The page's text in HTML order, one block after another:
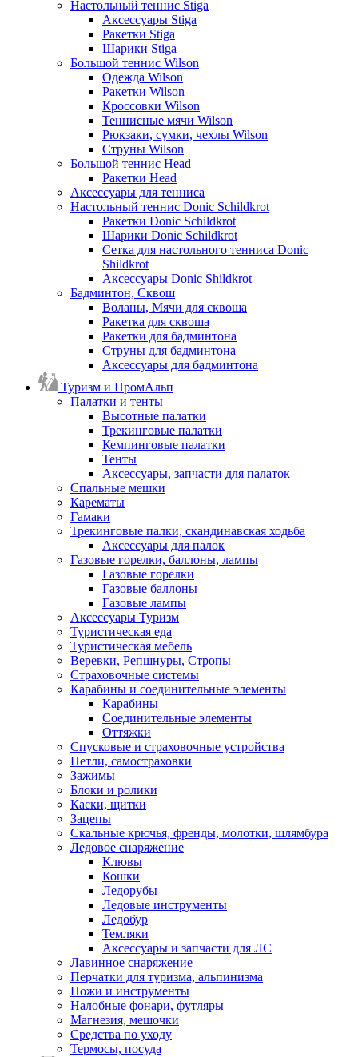
Настольный теннис Stiga
Аксессуары Stiga
Ракетки Stiga
Шарики Stiga
Большой теннис Wilson
Одежда Wilson
Ракетки Wilson
Кроссовки Wilson
Теннисные мячи Wilson
Рюкзаки, сумки, чехлы Wilson
Струны Wilson
Большой теннис Head
Ракетки Head
Аксессуары для тенниса
Настольный теннис Donic Schildkrot
Ракетки Donic Schildkrot
Шарики Donic Schildkrot
Сетка для настольного тенниса Donic
Shildkrot
Аксессуары Donic Shildkrot
Бадминтон, Сквош
Воланы, Мячи для сквоша
Ракетка для сквоша
Ракетки для бадминтона
Струны для бадминтона
Аксессуары для бадминтона
Туризм и ПромАльп
Палатки и тенты
Высотные палатки
Трекинговые палатки
Кемпинговые палатки
Тенты
Аксессуары, запчасти для палаток
Спальные мешки
Карематы
Гамаки
Трекинговые палки, скандинавская ходьба
Аксессуары для палок
Газовые горелки, баллоны, лампы
Газовые горелки
Газовые баллоны
Газовые лампы
Аксессуары Туризм
Туристическая еда
Туристическая мебель
Веревки, Репшнуры, Стропы
Страховочные системы
Карабины и соединительные элементы
Карабины
Соединительные элементы
Оттяжки
Спусковые и страховочные устройства
Петли, самостраховки
Зажимы
Блоки и ролики
Каски, щитки
Зацепы
Скальные крючья, френды, молотки, шлямбура
Ледовое снаряжение
Клювы
Кошки
Ледорубы
Ледовые инструменты
Ледобур
Темляки
Аксессуары и запчасти для ЛС
Лавинное снаряжение
Перчатки для туризма, альпинизма
Ножи и инструменты
Налобные фонари, футляры
Магнезия, мешочки
Средства по уходу
Термосы, посуда